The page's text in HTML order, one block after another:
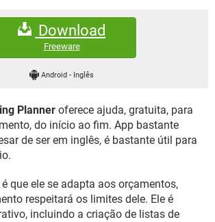
EXCEL
GMAIL
FACEBOOK
EXCEL
GMAIL
WHATSAPP
GMAIL
Download
Freeware
Android- Inglês
Planner oferece ajuda, gratuita, para
do início ao fim. App bastante
de ser em inglês, é bastante útil para
que ele se adapta aos orçamentos,
respeitará os limites dele. Ele é
incluindo a criação de listas de